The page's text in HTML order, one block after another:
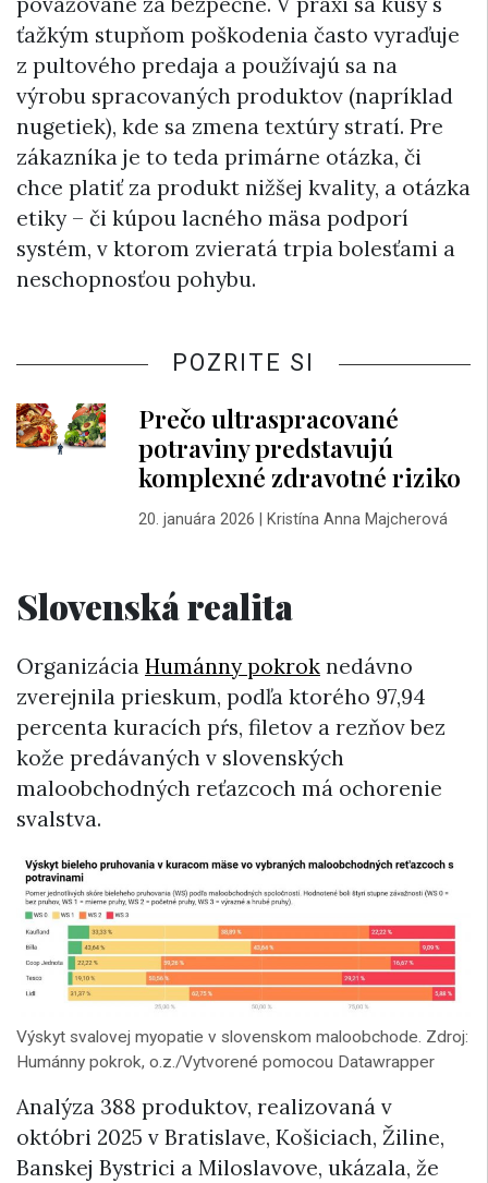
ťažkým stupňom poškodenia často vyraďuje
z pultového predaja a používajú sa na
výrobu spracovaných produktov (napríklad
nugetiek), kde sa zmena textúry stratí. Pre
zákazníka je to teda primárne otázka, či
chce platiť za produkt nižšej kvality, a otázka
etiky – či kúpou lacného mäsa podporí
systém, v ktorom zvieratá trpia bolesťami a
neschopnosťou pohybu.
POZRITE SI
Prečo ultraspracované
potraviny predstavujú
komplexné zdravotné riziko
20. januára 2026 Kristína Anna Majcherová
Slovenská realita
Organizácia Humánny pokrok nedávno
zverejnila prieskum, podľa ktorého 97,94
percenta kuracích pŕs, filetov a rezňov bez
kože predávaných v slovenských
maloobchodných reťazcoch má ochorenie
svalstva.
Výskyt svalovej myopatie v slovenskom maloobchode. Zdroj:
Humánny pokrok, o.z./Vytvorené pomocou Datawrapper
Analýza 388 produktov, realizovaná v
októbri 2025 v Bratislave, Košiciach, Žiline,
Banskej Bystrici a Miloslavove, ukázala, že